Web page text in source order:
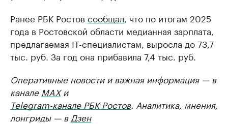
Ранее РБК Ростов сообщал , что по итогам 2025
года в Ростовской области медианная зарплата,
предлагаемая IT-специалистам, выросла до 73,7
тыс. руб. За год она прибавила 7,4 тыс. руб.
Оперативные новости и важная информация — в
канале MAXи
Telegram-канале РБК Ростов. Аналитика, мнения,
лонгриды — в Дзен